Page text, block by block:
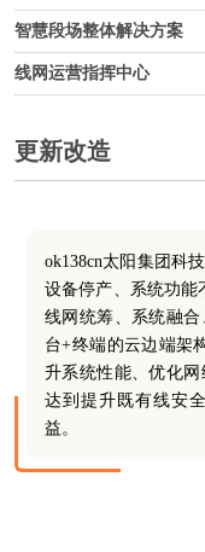
智慧段场整体解决方案
线网运营指挥中心
更新改造
ok138cn太阳集团科
设备停产、系统功能
线网统筹、系统融
台+终端的云边端架
升系统性能、优化
达到提升既有线安
益。